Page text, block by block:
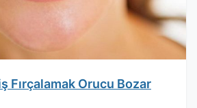
Fırçalamak Orucu Bozar